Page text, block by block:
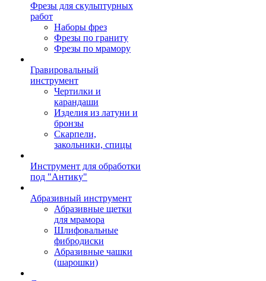
Фрезы для скульптурных
работ
Наборы фрез
Фрезы по граниту
Фрезы по мрамору
Гравировальный
инструмент
Чертилки и
карандаши
Изделия из латуни и
бронзы
Скарпели,
закольники, спицы
Инструмент для обработки
под "Антику"
Абразивный инструмент
Абразивные щетки
для мрамора
Шлифовальные
фибродиски
Абразивные чашки
(шарошки)